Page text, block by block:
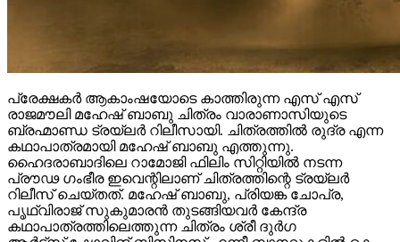
പ്രേക്ഷകർ ആകാംഷയോടെ കാത്തിരുന്ന എസ് എസ്
രാജമൗലി മഹേഷ് ബാബു ചിത്രം വാരാണാസിയുടെ
ബ്രഹ്മാണ്ഡ ട്രയ്ലർ റിലീസായി. ചിത്രത്തിൽ രുദ്ര എന്ന
കഥാപാത്രമായി മഹേഷ് ബാബു എത്തുന്നു.
ഹൈദരാബാദിലെ റാമോജി ഫിലിം സിറ്റിയിൽ നടന്ന
പ്രൗഢ ഗംഭീര ഇവെന്റിലാണ് ചിത്രത്തിന്റെ ട്രയ്ലർ
റിലീസ് ചെയ്തത്. മഹേഷ് ബാബു, പ്രിയങ്ക ചോപ്ര,
പൃഥ്വിരാജ് സുകുമാരൻ തുടങ്ങിയവർ കേന്ദ്ര
കഥാപാത്രത്തിലെത്തുന്ന ചിത്രം ശ്രീ ദുർഗ